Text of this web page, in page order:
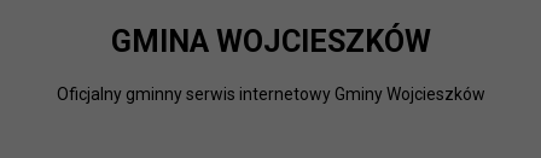
GMINA WOJCIESZKÓW
Oficjalny gminny serwis internetowy Gminy Wojcieszków